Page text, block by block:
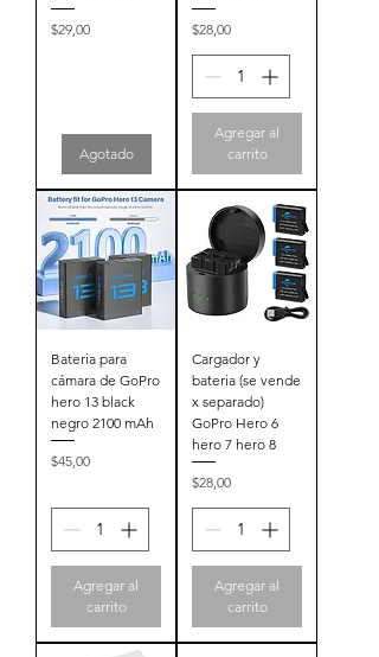
Precio
$29,00
Agotado
Precio
$28,00
Agregar al
carrito
Bateria para
cámara de GoPro
hero 13 black
negro 2100 mAh
Precio
$45,00
Agregar al
carrito
Cargador y
bateria (se vende
x separado)
GoPro Hero 6
hero 7 hero 8
Precio
$28,00
Agregar al
carrito